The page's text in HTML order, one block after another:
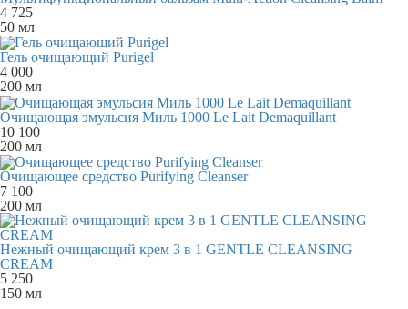
4 725
50 мл
Гель очищающий Purigel
4 000
200 мл
Очищающая эмульсия Миль 1000 Le Lait Demaquillant
10 100
200 мл
Очищающее средство Purifying Cleanser
7 100
200 мл
Нежный очищающий крем 3 в 1 GENTLE CLEANSING
CREAM
5 250
150 мл